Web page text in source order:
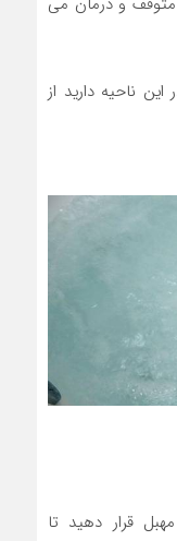
ناحیه دارید از
قرار دهید تا